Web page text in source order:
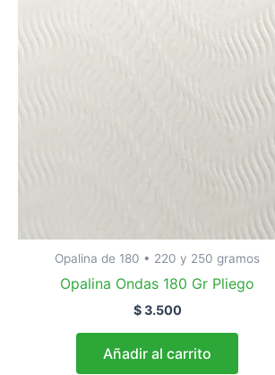
Opalina de 180 • 220 y 250 gramos
Opalina Ondas 180 Gr Pliego
$3.500
Añadir al carrito